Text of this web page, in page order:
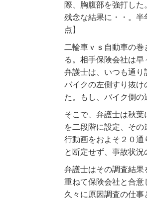
際、胸腹部を強打した
残念な結果に・・。
点】
二輪車ｖｓ自動車の
る。相手保険会社は
弁護士は、いつも通り
バイクの左側すり抜
た。もし、バイク側
そこで、弁護士は秋
を二段階に設定、そ
行動画をおよそ２０
と断定せず、事故状況
弁護士はその調査結
重ねて保険会社と合
久々に原因調査の仕